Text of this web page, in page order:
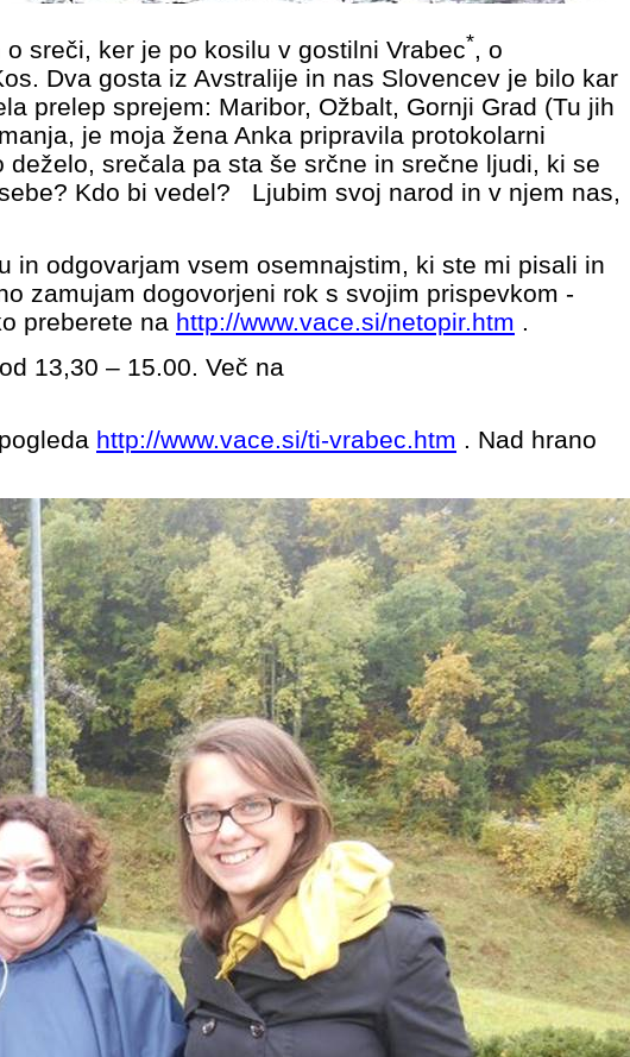
o sreči, ker je po kosilu v gostilni Vrabec*, o
Dva gosta iz Avstralije in nas Slovencev je bilo kar
prelep sprejem: Maribor, Ožbalt, Gornji Grad (Tu jih
je moja žena Anka pripravila protokolarni
srečala pa sta še srčne in srečne ljudi, ki se
Kdo bi vedel? Ljubim svoj narod in v njem nas,
in odgovarjam vsem osemnajstim, ki ste mi pisali in
zamujam dogovorjeni rok s svojim prispevkom -
preberete na http://www.vace.si/netopir.htm .
13,30 – 15.00. Več na
http://www.vace.si/ti-vrabec.htm . Nad hrano